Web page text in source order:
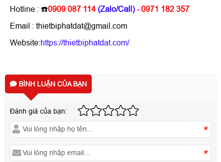
Hotline : ☎️0909 087 114 (Zalo/Call)- 0971 182 357
Email : thietbiphatdat@gmail.com
Website:https://thietbiphatdat.com/
BÌNH LUẬN CỦA BẠN
Đánh giá của bạn:
*
*